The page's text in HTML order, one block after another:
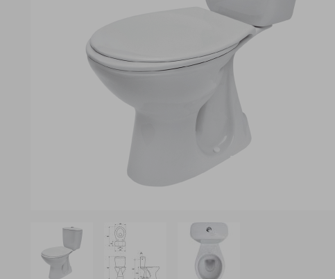
View larger image View larger imageView larger image